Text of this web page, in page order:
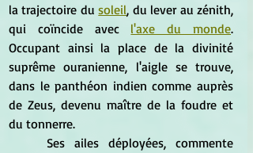
la trajectoire du soleil, du lever au zénith,
qui coïncide avec l'axe du monde.
Occupant ainsi la place de la divinité
suprême ouranienne, l'aigle se trouve,
dans le panthéon indien comme auprès
de Zeus, devenu maître de la foudre et
du tonnerre.